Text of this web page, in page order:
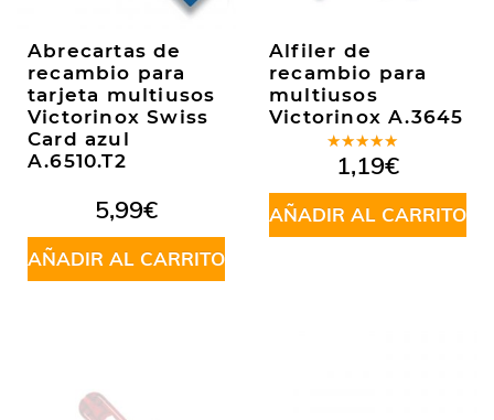
Abrecartas de
recambio para
tarjeta multiusos
Victorinox Swiss
Card azul
A.6510.T2
5,99€
AÑADIR AL CARRITO
Alfiler de
recambio para
multiusos
Victorinox A.3645
Valorado
en5.00de
5
1,19€
AÑADIR AL CARRITO